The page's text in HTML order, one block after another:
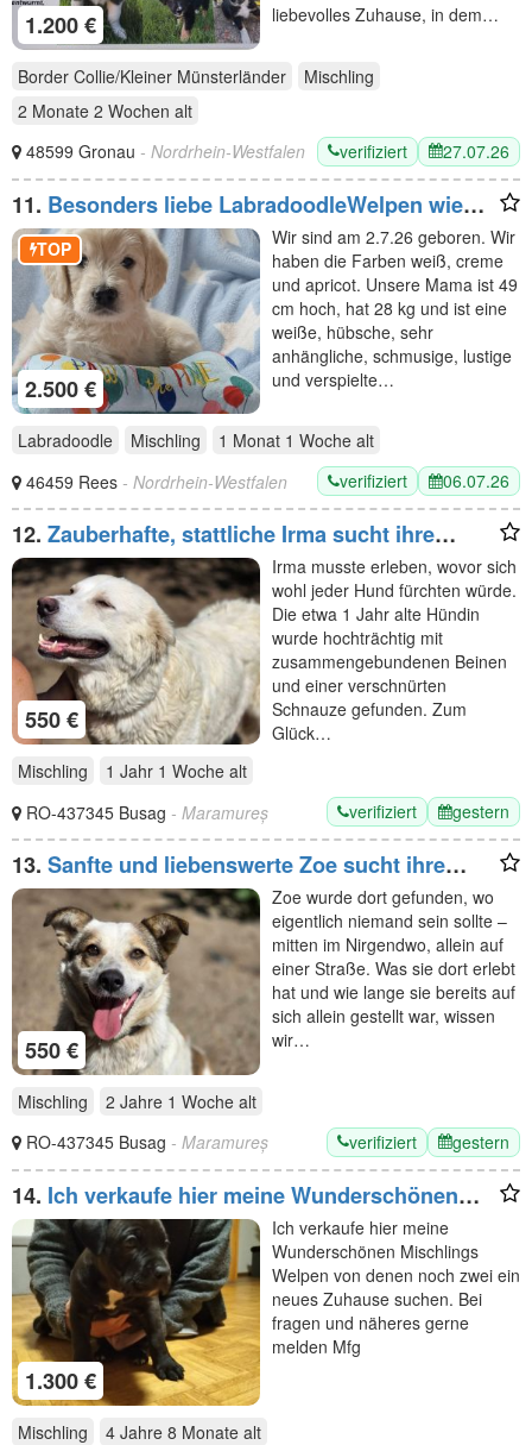
1.200 €
liebevolles Zuhause, in dem…
Border Collie/Kleiner Münsterländer
Mischling
2 Monate 2 Wochen alt
48599 Gronau - Nordrhein-Westfalen verifiziert 27.07.26
11. Besonders liebe LabradoodleWelpen wie
Goldendoodle F1 Medium - erfahrene liebevolle
Familienaufzucht
2.500 €
TOP
Wir sind am 2.7.26 geboren. Wir
haben die Farben weiß, creme
und apricot. Unsere Mama ist 49
cm hoch, hat 28 kg und ist eine
weiße, hübsche, sehr
anhängliche, schmusige, lustige
und verspielte…
Labradoodle Mischling 1 Monat 1 Woche alt
46459 Rees - Nordrhein-Westfalen verifiziert 06.07.26
12. Zauberhafte, stattliche Irma sucht ihre
Menschen
550 €
Irma musste erleben, wovor sich
wohl jeder Hund fürchten würde.
Die etwa 1 Jahr alte Hündin
wurde hochträchtig mit
zusammengebundenen Beinen
und einer verschnürten
Schnauze gefunden. Zum
Glück…
Mischling
1 Jahr 1 Woche alt
RO-437345 Busag - Maramureș verifiziert gestern
13. Sanfte und liebenswerte Zoe sucht ihre
Menschen
550 €
Zoe wurde dort gefunden, wo
eigentlich niemand sein sollte –
mitten im Nirgendwo, allein auf
einer Straße. Was sie dort erlebt
hat und wie lange sie bereits auf
sich allein gestellt war, wissen
wir…
Mischling 2 Jahre 1 Woche alt
RO-437345 Busag - Maramureș verifiziert gestern
14. Ich verkaufe hier meine Wunderschönen
Mischlings Welpen
1.300 €
Ich verkaufe hier meine
Wunderschönen Mischlings
Welpen von denen noch zwei ein
neues Zuhause suchen. Bei
fragen und näheres gerne
melden Mfg
Mischling 4 Jahre 8 Monate alt